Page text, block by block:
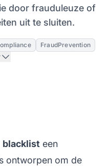
door frauduleuze of
uit te sluiten.
FraudPrevention
blacklist een
ontworpen om de